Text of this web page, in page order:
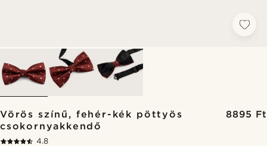
Vörös színű, fehér-kék pöttyös
csokornyakkendő
8895 Ft
4.8